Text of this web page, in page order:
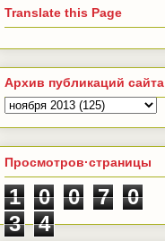
Translate this Page
Архив публикаций сайта
Просмотров·страницы
1 0 0 7
0
3
4